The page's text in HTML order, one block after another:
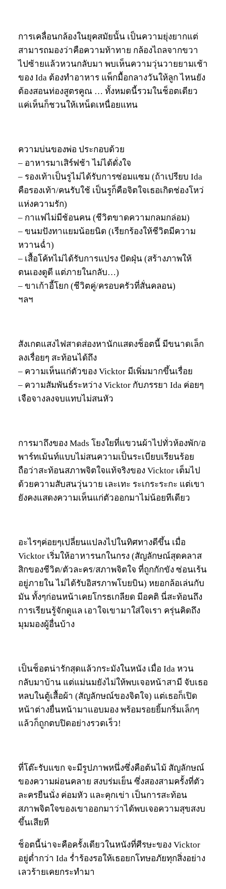
การเคลื่อนกล้องในยุคสมัยนั้น เป็นความยุ่งยากแต่
สามารถมองว่าคือความท้าทาย กล้องไถลจากขวา
ไปซ้ายแล้วหวนกลับมา พบเห็นความวุ่นวายยามเช้า
ของ Ida ต้องทำอาหาร แพ็กมื้อกลางวันให้ลูก ไหนยัง
ต้องสอนท่องสูตรคูณ … ทั้งหมดนี้รวมในช็อตเดียว
แค่เห็นก็ชวนให้เหน็ดเหนื่อยแทน
ความบ่นของพ่อ ประกอบด้วย
– อาหารมาเสิร์ฟช้า ไม่ได้ดั่งใจ
– รองเท้าเป็นรูไม่ได้รับการซ่อมแซม (ถ้าเปรียบ Ida
คือรองเท้า/คนรับใช้ เป็นรูก็คือจิตใจเธอเกิดช่องโหว่
แห่งความรัก)
– กาแฟไม่มีช้อนคน (ชีวิตขาดความกลมกล่อม)
– ขนมปังทาแยมน้อยนิด (เรียกร้องให้ชีวิตมีความ
หวานฉ่ำ)
– เสื้อโค้ทไม่ได้รับการแปรง ปัดฝุ่น (สร้างภาพให้
ตนเองดูดี แต่ภายในกลับ…)
– ขาเก้าอี้โยก (ชีวิตคู่/ครอบครัวที่สั่นคลอน)
ฯลฯ
สังเกตแสงไฟสาดส่องหานักแสดงช็อตนี้ มีขนาดเล็ก
ลงเรื่อยๆ สะท้อนได้ถึง
– ความเห็นแก่ตัวของ Vicktor มีเพิ่มมากขึ้นเรื่อย
– ความสัมพันธ์ระหว่าง Vicktor กับภรรยา Ida ค่อยๆ
เจือจางลงจบแทบไม่สนหัว
การมาถึงของ Mads โยงใยที่แขวนผ้าไปทั่วห้องพัก/อ
พาร์ทเม้นท์แบบไม่สนความเป็นระเบียบเรียนร้อย
ถือว่าสะท้อนสภาพจิตใจแท้จริงของ Vicktor เต็มไป
ด้วยความสับสนวุ่นวาย เละเทะ ระเกระระกะ แต่เขา
ยังคงแสดงความเห็นแก่ตัวออกมาไม่น้อยทีเดียว
อะไรๆค่อยๆเปลี่ยนแปลงไปในทิศทางดีขึ้น เมื่อ
Vicktor เริ่มให้อาหารนกในกรง (สัญลักษณ์สุดคลาส
สิกของชีวิต/ตัวละคร/สภาพจิตใจ ที่ถูกกักขัง ซ่อนเร้น
อยู่ภายใน ไม่ได้รับอิสรภาพโบยบิน) หยอกล้อเล่นกับ
มัน ทั้งๆก่อนหน้าเคยโกรธเกลียด มีอคติ นี่สะท้อนถึง
การเรียนรู้จักดูแล เอาใจเขามาใส่ใจเรา ครุ่นคิดถึง
มุมมองผู้อื่นบ้าง
เป็นช็อตน่ารักสุดแล้วกระมังในหนัง เมื่อ Ida หวน
กลับมาบ้าน แต่แม่นมยังไม่ให้พบเจอหน้าสามี จับเธอ
หลบในตู้เสื้อผ้า (สัญลักษณ์ของจิตใจ) แต่เธอก็เปิด
หน้าต่างยื่นหน้ามาแอบมอง พร้อมรอยยิ้มกริ่มเล็กๆ
แล้วก็ถูกตบปิดอย่างรวดเร็ว!
ที่โต๊ะรับแขก จะมีรูปภาพหนึ่งซึ่งคือต้นไม้ สัญลักษณ์
ของความผ่อนคลาย สงบร่มเย็น ซึ่งสองสามครั้งที่ตัว
ละครยืนนั่ง ค่อมหัว และคุกเข่า เป็นการสะท้อน
สภาพจิตใจของเขาออกมาว่าได้พบเจอความสุขสงบ
ขึ้นเสียที
ช็อตนี้น่าจะคือครั้งเดียวในหนังที่ศีรษะของ Vicktor
อยู่ต่ำกว่า Ida ร่ำร้องรอให้เธอยกโทษอภัยทุกสิ่งอย่าง
เลวร้ายเคยกระทำมา